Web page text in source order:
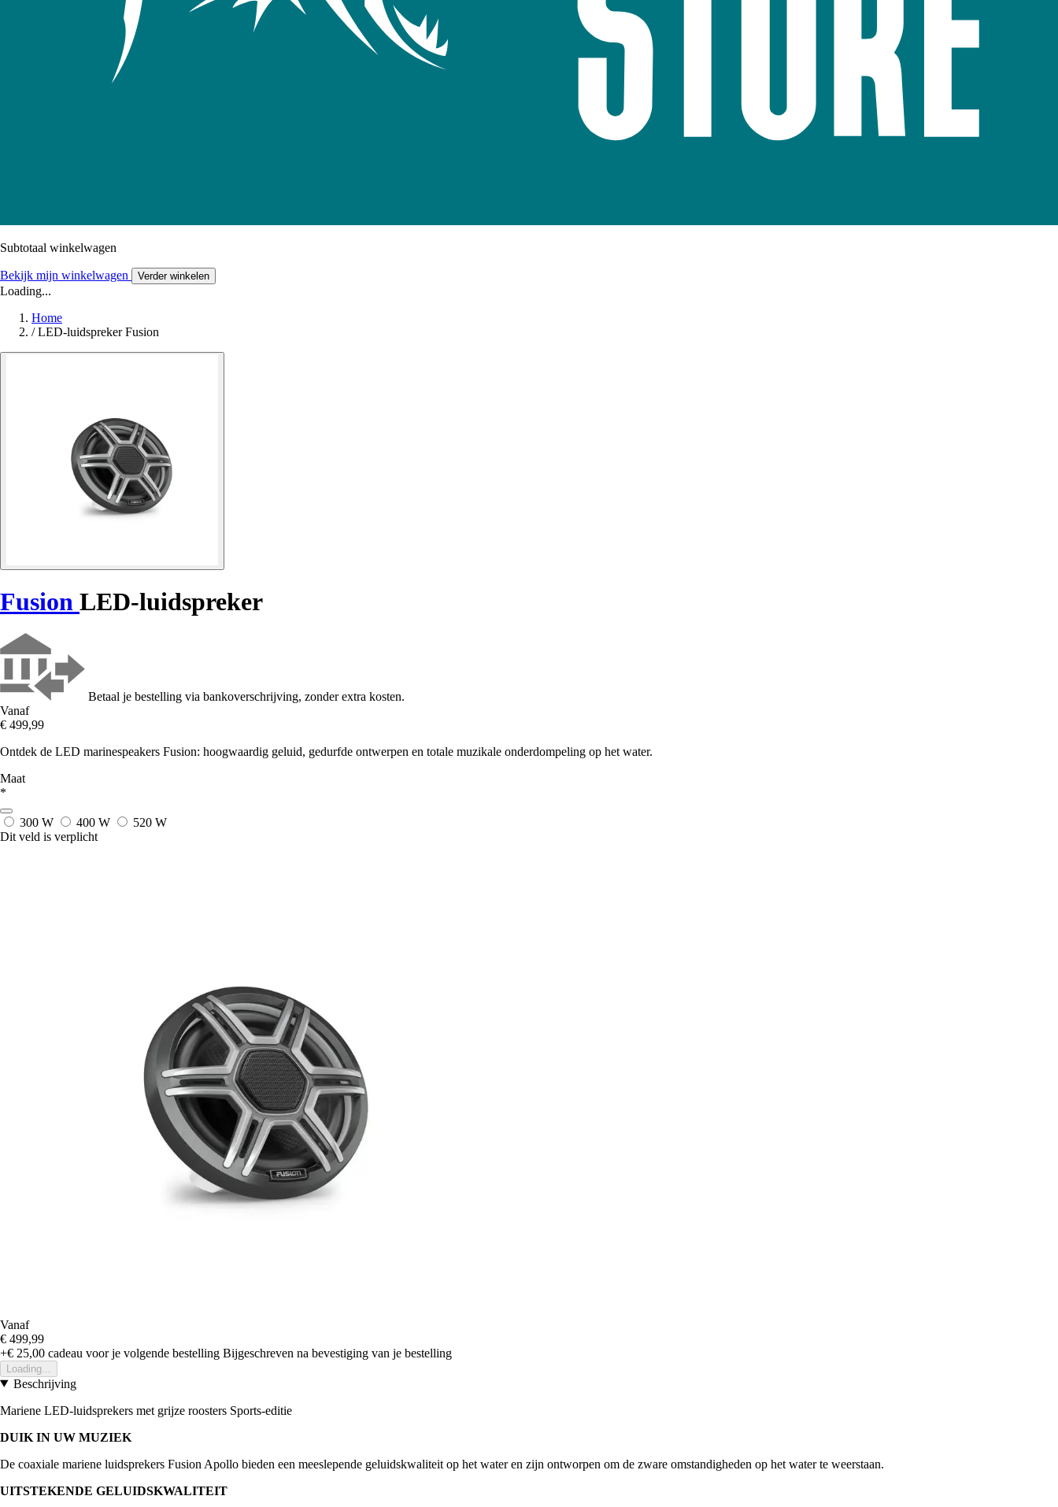
Subtotaal winkelwagen
Bekijk mijn winkelwagen Verder winkelen
Loading...
Home
/ LED-luidspreker Fusion
Fusion LED-luidspreker
Betaal je bestelling via bankoverschrijving, zonder extra kosten.
Vanaf
€ 499,99
Ontdek de LED marinespeakers Fusion: hoogwaardig geluid, gedurfde ontwerpen en totale muzikale onderdompeling op het water.
Maat
*
300 W 400 W
520 W
Dit veld is verplicht
Vanaf
€ 499,99
+€ 25,00 cadeau voor je volgende bestelling Bijgeschreven na bevestiging van je bestelling
Loading...
Beschrijving
Mariene LED-luidsprekers met grijze roosters Sports-editie
DUIK IN UW MUZIEK
De coaxiale mariene luidsprekers Fusion Apollo bieden een meeslepende geluidskwaliteit op het water en zijn ontworpen om de zware omstandigheden op het water te weerstaan.
UITSTEKENDE GELUIDSKWALITEIT